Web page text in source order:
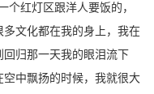
红灯区跟洋人要饭的，
文化都在我的身上，我在
归那一天我的眼泪流下
中飘扬的时候，我就很大